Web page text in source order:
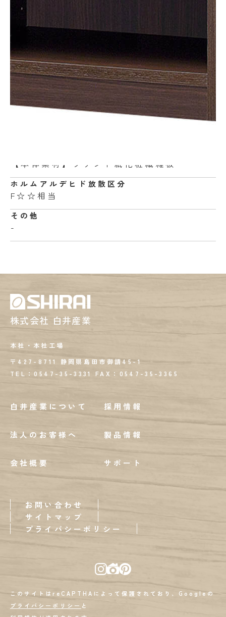
JANコード
4968644265185
幅440 × 奥行290 × 高さ600mm
移動棚枚数
2枚
耐荷重
【本体素材】プリント紙化粧繊維板
ホルムアルデヒド 放散区分
F☆☆相当
その他
-
株式会社 白井産業
本社・本社工場
〒427-8711 静岡県島田市御請45-1
TEL：0547-35-3331
FAX： 0547-35-3365
白井産業について
法人のお客様へ
会社概要
採用情報
製品情報
サポート
お問い合わせ
サイトマップ
プライバシーポリシー
このサイトはreCAPTHAによって保護されており、Googleの
プライバシーポリシー と